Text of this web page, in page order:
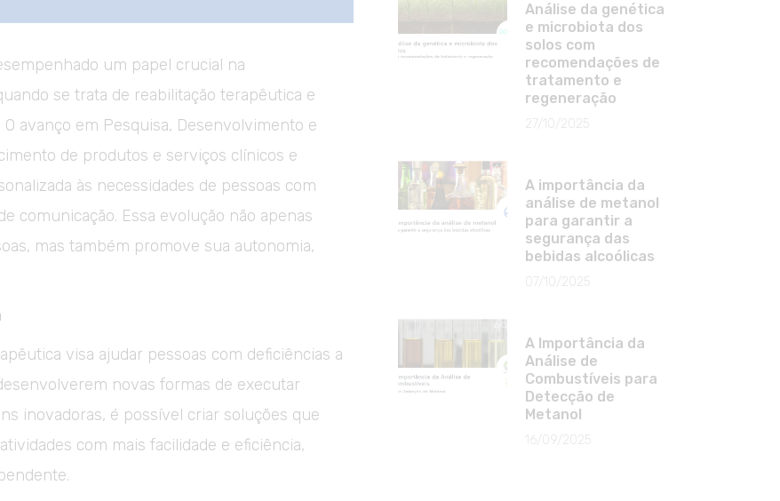
um papel crucial na
se trata de reabilitação terapêutica e
avanço em Pesquisa, Desenvolvimento e
de produtos e serviços clínicos e
às necessidades de pessoas com
comunicação. Essa evolução não apenas
mas também promove sua autonomia,
visa ajudar pessoas com deficiências a
novas formas de executar
inovadoras, é possível criar soluções que
com mais facilidade e eficiência,
Análise da genética
e microbiota dos
solos com
recomendações de
tratamento e
regeneração
27/10/2025
A importância da
análise de metanol
para garantir a
segurança das
bebidas alcoólicas
07/10/2025
A Importância da
Análise de
Combustíveis para
Detecção de
Metanol
16/09/2025